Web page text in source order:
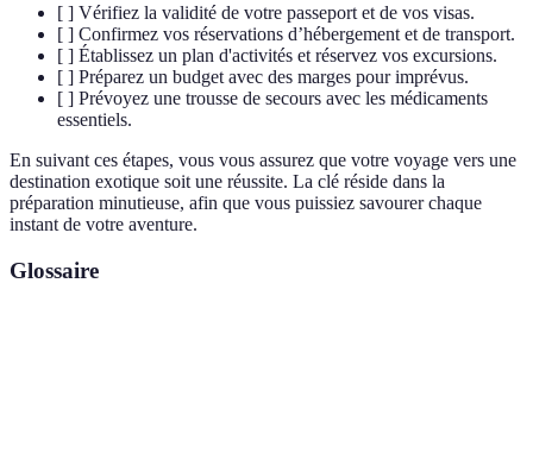
[ ] Vérifiez la validité de votre passeport et de vos visas.
[ ] Confirmez vos réservations d’hébergement et de transport.
[ ] Établissez un plan d'activités et réservez vos excursions.
[ ] Préparez un budget avec des marges pour imprévus.
[ ] Prévoyez une trousse de secours avec les médicaments
essentiels.
En suivant ces étapes, vous vous assurez que votre voyage vers une
destination exotique soit une réussite. La clé réside dans la
préparation minutieuse, afin que vous puissiez savourer chaque
instant de votre aventure.
Glossaire